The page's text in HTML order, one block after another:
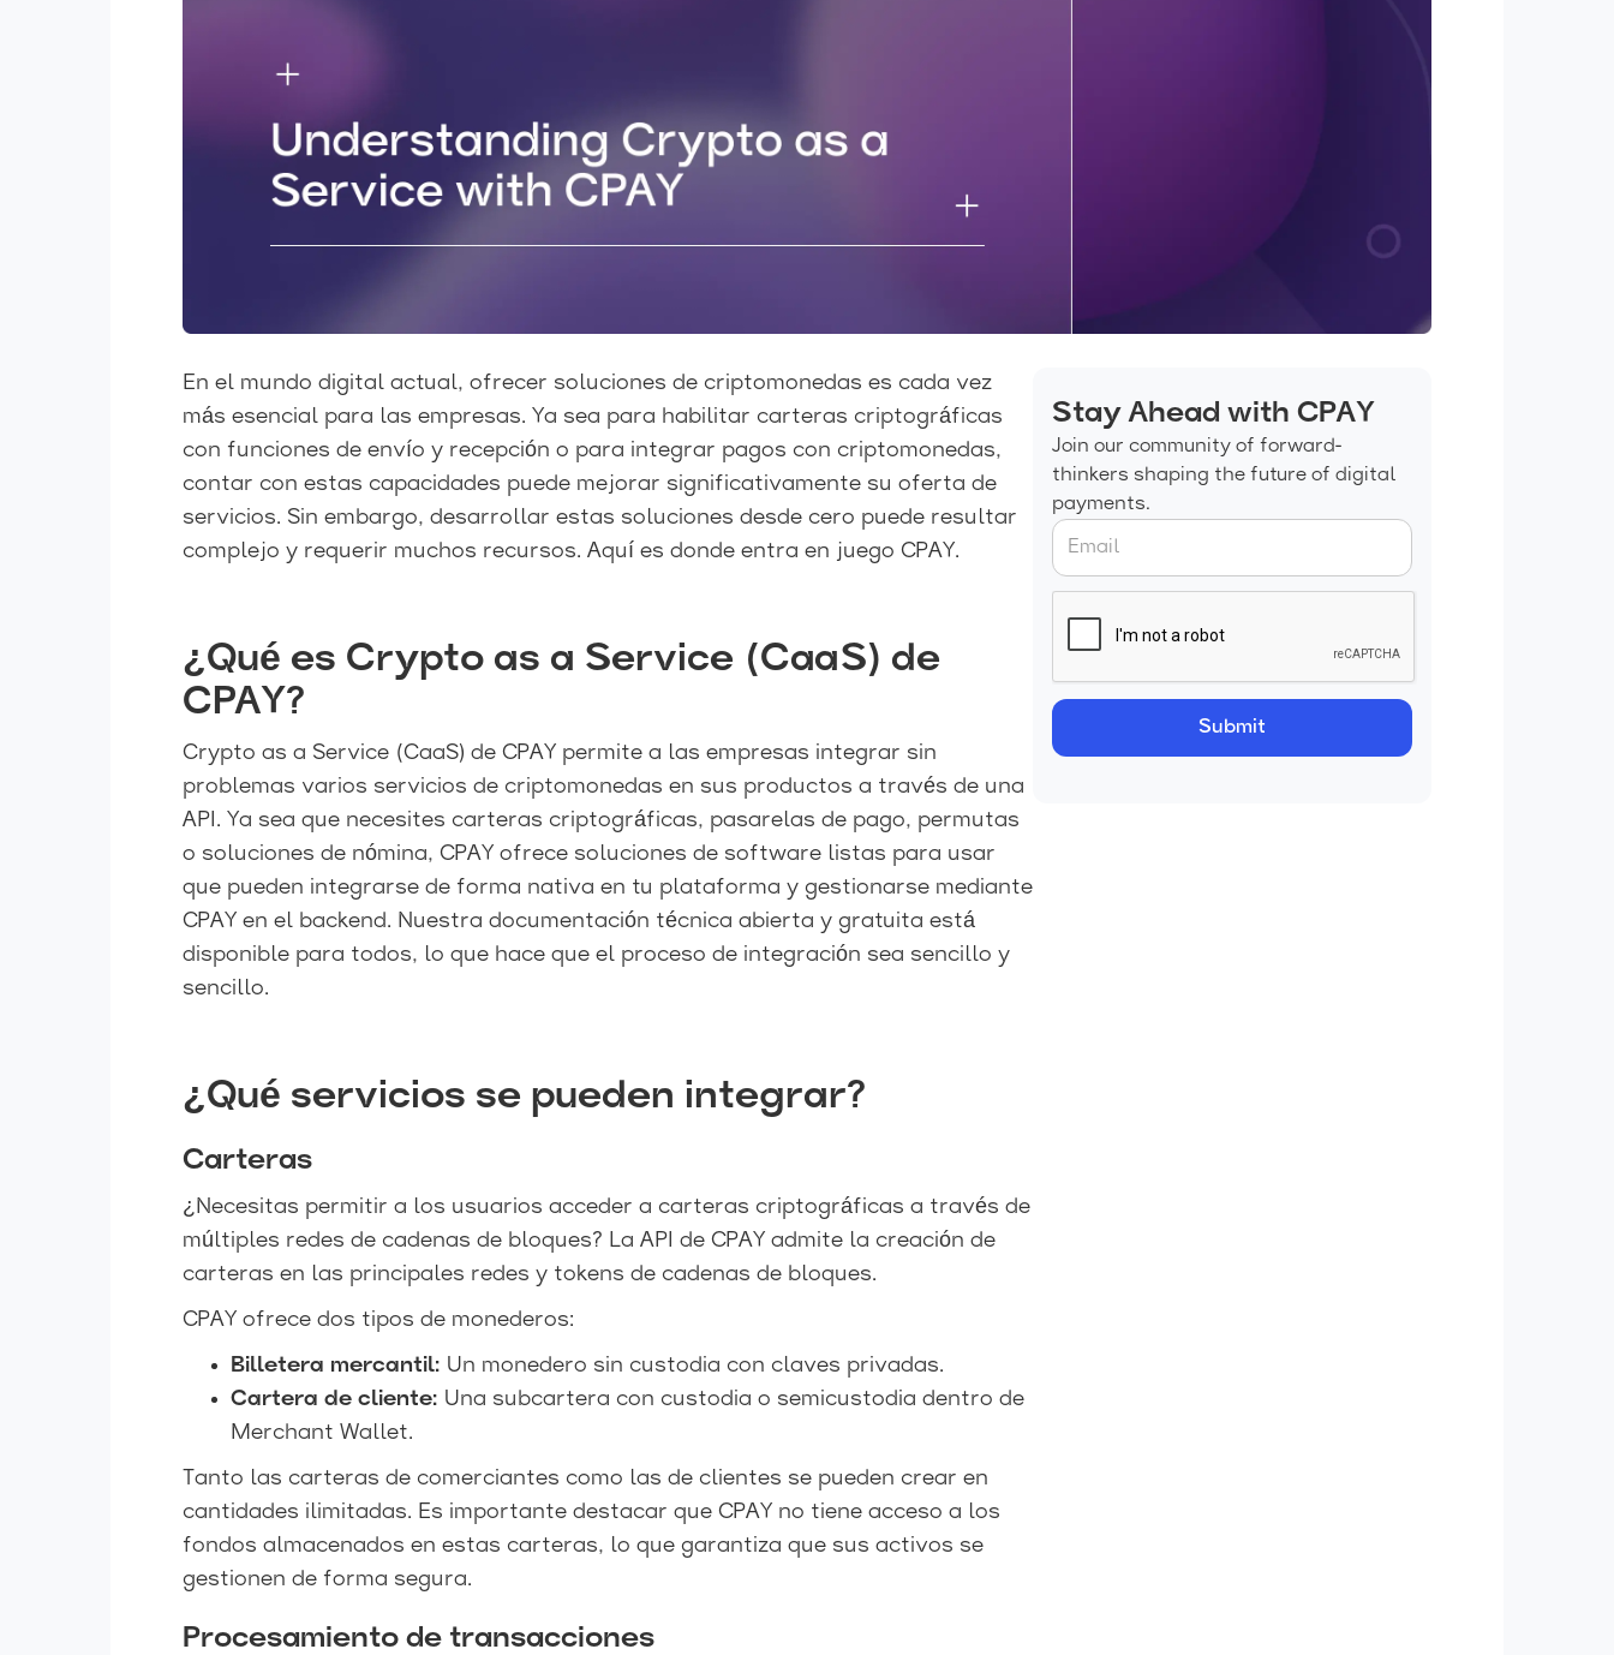
En el mundo digital actual, ofrecer soluciones de criptomonedas es cada vez
más esencial para las empresas. Ya sea para habilitar carteras criptográficas
con funciones de envío y recepción o para integrar pagos con criptomonedas,
contar con estas capacidades puede mejorar significativamente su oferta de
servicios. Sin embargo, desarrollar estas soluciones desde cero puede resultar
complejo y requerir muchos recursos. Aquí es donde entra en juego CPAY.
¿Qué es Crypto as a Service (CaaS) de
CPAY?
Crypto as a Service (CaaS) de CPAY permite a las empresas integrar sin
problemas varios servicios de criptomonedas en sus productos a través de una
API. Ya sea que necesites carteras criptográficas, pasarelas de pago, permutas
o soluciones de nómina, CPAY ofrece soluciones de software listas para usar
que pueden integrarse de forma nativa en tu plataforma y gestionarse mediante
CPAY en el backend. Nuestra documentación técnica abierta y gratuita está
disponible para todos, lo que hace que el proceso de integración sea sencillo y
sencillo.
¿Qué servicios se pueden integrar?
Carteras
¿Necesitas permitir a los usuarios acceder a carteras criptográficas a través de
múltiples redes de cadenas de bloques? La API de CPAY admite la creación de
carteras en las principales redes y tokens de cadenas de bloques.
CPAY ofrece dos tipos de monederos:
Billetera mercantil: Un monedero sin custodia con claves privadas.
Cartera de cliente: Una subcartera con custodia o semicustodia dentro de
Merchant Wallet.
Tanto las carteras de comerciantes como las de clientes se pueden crear en
cantidades ilimitadas. Es importante destacar que CPAY no tiene acceso a los
fondos almacenados en estas carteras, lo que garantiza que sus activos se
gestionen de forma segura.
Procesamiento de transacciones
Stay Ahead with CPAY
Join our community of forward-
thinkers shaping the future of digital
payments.